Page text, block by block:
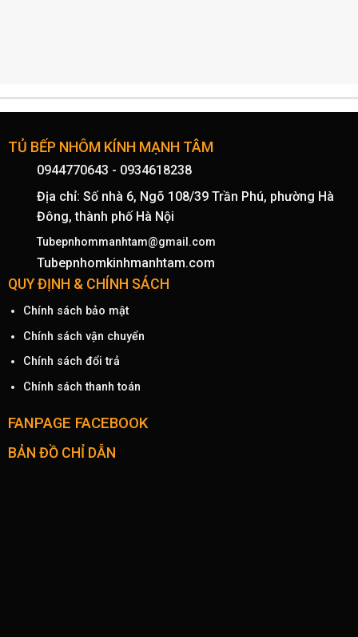
TỦ BẾP NHÔM KÍNH MẠNH TÂM
0944770643 - 0934618238
Địa chỉ: Số nhà 6, Ngõ 108/39 Trần Phú, phường Hà
Đông, thành phố Hà Nội
Tubepnhommanhtam@gmail.com
Tubepnhomkinhmanhtam.com
QUY ĐỊNH & CHÍNH SÁCH
Chính sách bảo mật
Chính sách vận chuyển
Chính sách đổi trả
Chính sách thanh toán
FANPAGE FACEBOOK
BẢN ĐỒ CHỈ DẪN